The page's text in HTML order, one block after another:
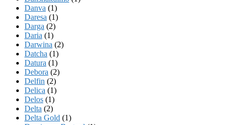
Danva (1)
Daresa (1)
Darga (2)
Daria (1)
Darwina (2)
Datcha (1)
Datura (1)
Debora (2)
Delfin (2)
Delica (1)
Delos (1)
Delta (2)
Delta Gold (1)